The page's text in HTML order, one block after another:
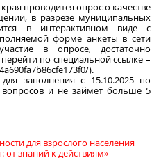
проводится опрос о качестве
в разрезе муниципальных
в интерактивном виде с
форме анкеты в сети
в опросе, достаточно
по специальной ссылке –
).
заполнения с 15.10.2025 по
вопросов и не займет больше 5
для взрослого населения
знаний к действиям»